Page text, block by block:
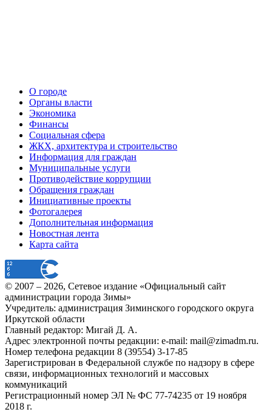
О городе
Органы власти
Экономика
Финансы
Социальная сфера
ЖКХ, архитектура и строительство
Информация для граждан
Муниципальные услуги
Противодействие коррупции
Обращения граждан
Инициативные проекты
Фотогалерея
Дополнительная информация
Новостная лента
Карта сайта
© 2007 – 2026, Сетевое издание «Официальный сайт
администрации города Зимы»
Учредитель: администрация Зиминского городского округа
Иркутской области
Главный редактор: Мигай Д. А.
Адрес электронной почты редакции: e-mail: mail@zimadm.ru.
Номер телефона редакции 8 (39554) 3-17-85
Зарегистрирован в Федеральной службе по надзору в сфере
связи, информационных технологий и массовых
коммуникаций
Регистрационный номер ЭЛ № ФС 77-74235 от 19 ноября
2018 г.